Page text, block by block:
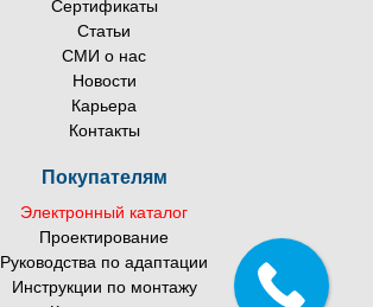
Сертификаты
Статьи
СМИ о нас
Новости
Карьера
Контакты
Покупателям
Электронный каталог
Проектирование
Руководства по адаптации
Инструкции по монтажу